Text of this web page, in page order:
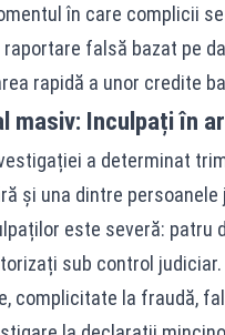
în care complicii
falsă bazat pe
rapidă a unor credite
masiv: Inculpați în
a determinat
și una dintre
este severă: patru
sub control
complicitate la fraudă,